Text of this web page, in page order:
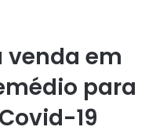
venda em
para
19